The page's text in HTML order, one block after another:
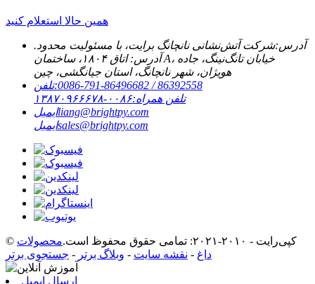
همین حالا استعلام کنید
آدرس:شرکت آتش‌نشانی نانچانگ برایت، با مسئولیت محدود.
آدرس: اتاق ۱۸۰۴، ساختمان A، خیابان تانگ‌نینگ، جاده
هویژان، شهر نانچانگ، استان جیانگشی، چین
تلفن:‎0086-791-86496682 / 86392558‎
تلفن همراه:۰۰۸۶-۱۳۸۷۰۹۶۶۶۷۸
ایمیلliang@brightpy.com
ایمیلsales@brightpy.com
© کپی‌رایت - ۲۰۱۰-۲۰۲۱: تمامی حقوق محفوظ است.
محصولات
داغ - نقشه سایت - وبلاگ برتر - جستجوی برتر
ارسال ایمیل